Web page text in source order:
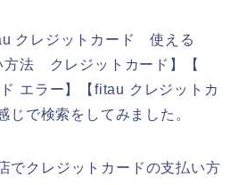
クレジットカード 使える
方法 クレジットカード】【
エラー】【fitau クレジットカ
で検索をしてみました。
でクレジットカードの支払い方